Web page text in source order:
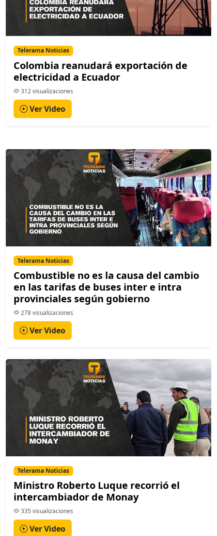
Telerama Noticias
Colombia reanudará exportación de
electricidad a Ecuador
312 visualizaciones
Ver Video
Telerama Noticias
Combustible no es la causa del cambio
en las tarifas de buses inter e intra
provinciales según gobierno
278 visualizaciones
Ver Video
Telerama Noticias
Ministro Roberto Luque recorrió el
intercambiador de Monay
335 visualizaciones
Ver Video